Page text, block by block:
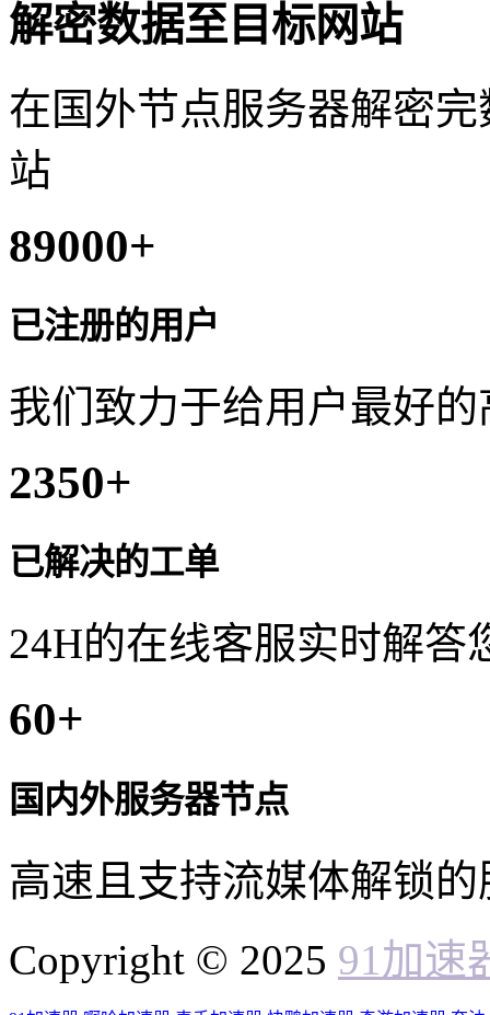
解密数据至目标网站
在国外节点服务器解密
站
89000+
已注册的用户
我们致力于给用户最好
2350+
已解决的工单
24H的在线客服实时解答
60+
国内外服务器节点
高速且支持流媒体解锁
Copyright © 2025 91加速